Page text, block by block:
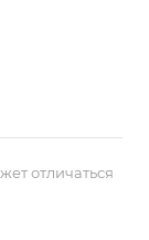
отличаться